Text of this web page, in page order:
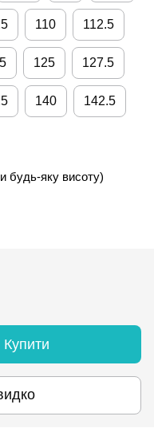
110 112.5
125 127.5
140 142.5
будь-яку висоту)
Купити